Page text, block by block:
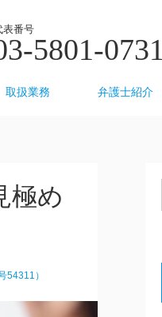
表番号
5801-0731
取扱業務 弁護士紹介
極め
54311）